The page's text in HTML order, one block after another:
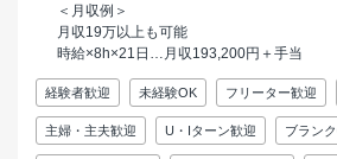
＜月収例＞
月収19万以上も可能
時給×8h×21日…月収193,200円＋手当
経験者歓迎 未経験OK フリーター歓迎
主婦・主夫歓迎 U・Iターン歓迎 ブラン